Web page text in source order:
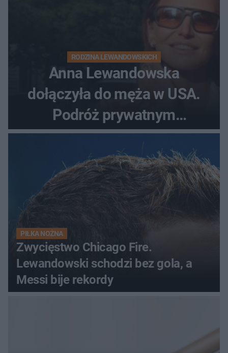
RODZINA LEWANDOWSKICH
Anna Lewandowska
dołączyła do męża w USA.
Podróż prywatnym
odrzutowcem to dopiero
początek!
PIŁKA NOŻNA
Zwycięstwo Chicago Fire.
Lewandowski schodzi bez gola, a
Messi bije rekordy